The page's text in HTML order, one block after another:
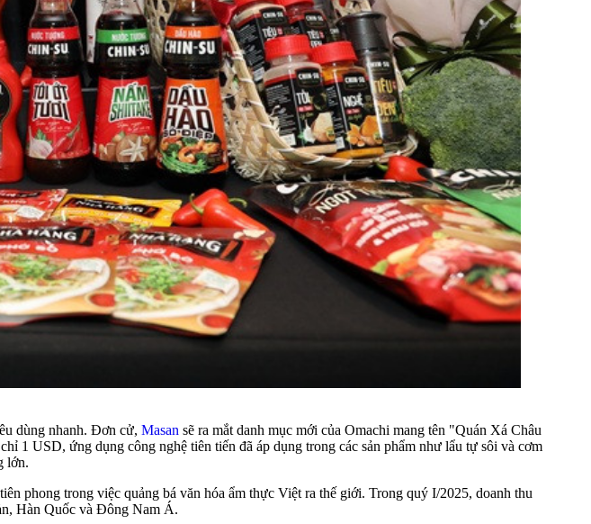
dùng nhanh. Đơn cử, Masan sẽ ra mắt danh mục mới của Omachi mang tên "Quán Xá Châu
1 USD, ứng dụng công nghệ tiên tiến đã áp dụng trong các sản phẩm như lẩu tự sôi và cơm
lớn.
phong trong việc quảng bá văn hóa ẩm thực Việt ra thế giới. Trong quý I/2025, doanh thu
Hàn Quốc và Đông Nam Á.